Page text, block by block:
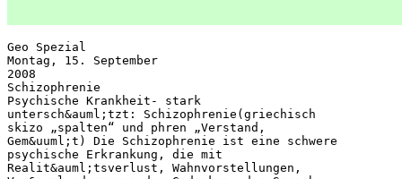
Geo Spezial
Montag, 15. September
2008
Schizophrenie
Psychische Krankheit- stark
untersch&auml;tzt: Schizophrenie(griechisch
skizo „spalten“ und phren „Verstand,
Gem&uuml;t) Die Schizophrenie ist eine schwere
psychische Erkrankung, die mit
Realit&auml;tsverlust, Wahnvorstellungen,